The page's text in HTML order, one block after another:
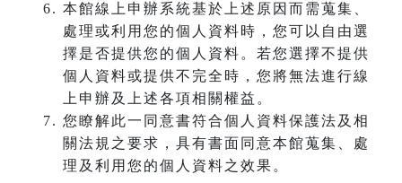
本館線上申辦系統基於上述原因而需蒐集、
處理或利用您的個人資料時，您可以自由選
擇是否提供您的個人資料。若您選擇不提供
個人資料或提供不完全時，您將無法進行線
上申辦及上述各項相關權益。
您瞭解此一同意書符合個人資料保護法及相
關法規之要求，具有書面同意本館蒐集、處
理及利用您的個人資料之效果。